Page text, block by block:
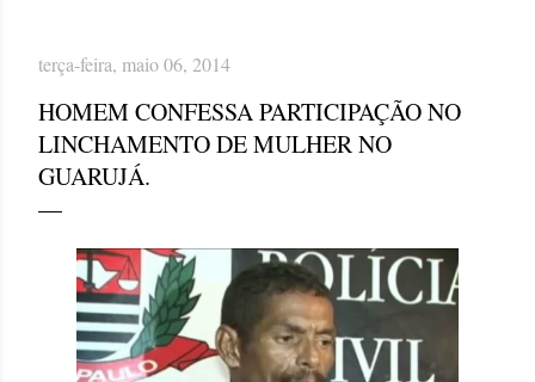
terça-feira, maio 06, 2014
HOMEM CONFESSA PARTICIPAÇÃO NO
LINCHAMENTO DE MULHER NO
GUARUJÁ.